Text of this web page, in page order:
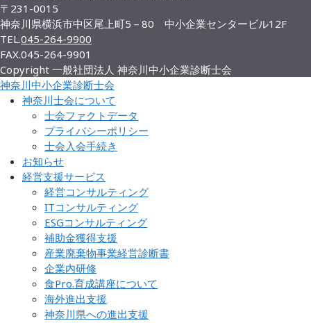
〒231-0015
神奈川県横浜市中区尾上町5－80 中小企業センタービル12F
TEL.045-264-9900
FAX.045-264-9901
Copyright 一般社団法人 神奈川中小企業診断士会
神奈川中小企業診断士会
神奈川士会について
士会ファクトデータ
プライバシーポリシー
士会入会手続き
お知らせ
経営支援サービス
経営コンサルティング
ITコンサルティング
ESGコンサルティング
補助金獲得支援
産業廃棄物事業経営診断書
企業内研修
食Pro.育成講座について
海外進出支援
神奈川県への進出支援